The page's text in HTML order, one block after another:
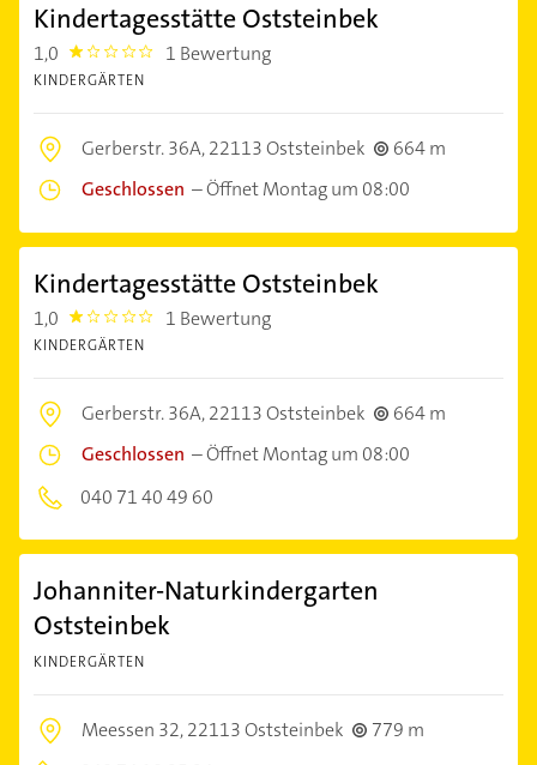
Kindertagesstätte Oststeinbek
1,0 1.0 1 Bewertung
KINDERGÄRTEN
Gerberstr. 36A,22113 Oststeinbek
664 m
Geschlossen –Öffnet Montag um 08:00
Kindertagesstätte Oststeinbek
1,0 1.0 1 Bewertung
KINDERGÄRTEN
Gerberstr. 36A,22113 Oststeinbek
664 m
Geschlossen –Öffnet Montag um 08:00
040 71 40 49 60
Johanniter-Naturkindergarten
Oststeinbek
KINDERGÄRTEN
Meessen 32,22113 Oststeinbek
779 m